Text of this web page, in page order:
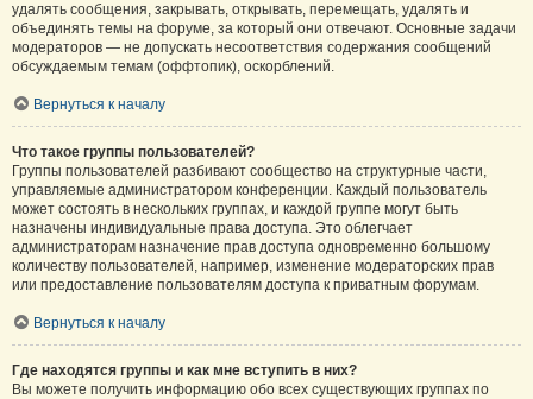
удалять сообщения, закрывать, открывать, перемещать, удалять и
объединять темы на форуме, за который они отвечают. Основные задачи
модераторов — не допускать несоответствия содержания сообщений
обсуждаемым темам (оффтопик), оскорблений.
Вернуться к началу
Что такое группы пользователей?
Группы пользователей разбивают сообщество на структурные части,
управляемые администратором конференции. Каждый пользователь
может состоять в нескольких группах, и каждой группе могут быть
назначены индивидуальные права доступа. Это облегчает
администраторам назначение прав доступа одновременно большому
количеству пользователей, например, изменение модераторских прав
или предоставление пользователям доступа к приватным форумам.
Вернуться к началу
Где находятся группы и как мне вступить в них?
Вы можете получить информацию обо всех существующих группах по